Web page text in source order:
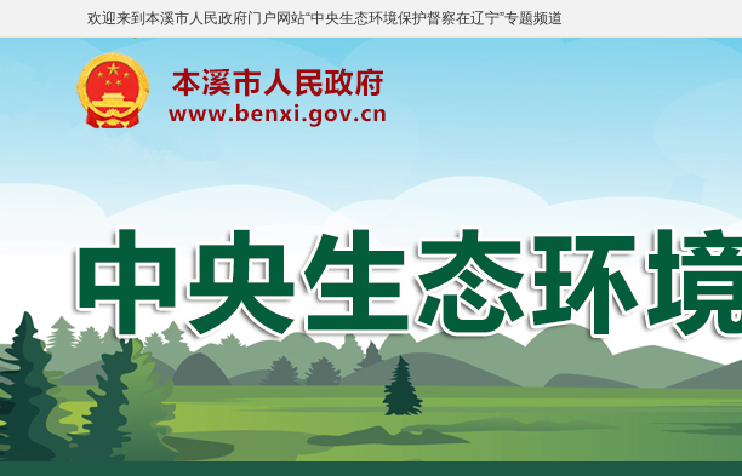
欢迎来到 本溪市人民政府门户网站“中央生态环境保护督察在辽宁”专题频道